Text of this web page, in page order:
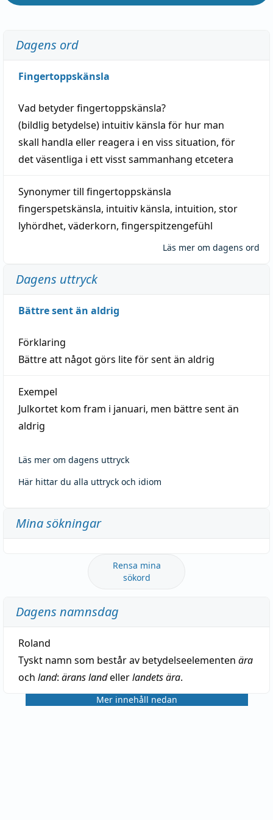
Dagens ord
Fingertoppskänsla
Vad betyderfingertoppskänsla?
(bildlig betydelse) intuitiv känsla för hur man
skall handla eller reagera i en viss situation, för
det väsentliga i ett visstsammanhang etcetera
Synonymer till fingertoppskänsla
fingerspetskänsla, intuitiv känsla, intuition, stor
lyhördhet, väderkorn, fingerspitzengefühl
Läs mer om dagens ord
Dagens uttryck
Bättre sent än aldrig
Förklaring
Bättre att något görs lite för sent än aldrig
Exempel
Julkortet kom fram i januari, men bättre sent än
aldrig
Läs mer om dagens uttryck
Här hittar du alla uttryck och idiom
Mina sökningar
Rensa mina
sökord
Dagens namnsdag
Roland
Tyskt namn som består av betydelseelementen ära
och land: ärans landellerlandets ära.
Mer innehåll nedan